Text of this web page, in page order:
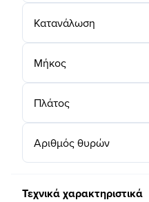
Κατανάλωση
Μήκος
Πλάτος
Αριθμός θυρών
Τεχνικά χαρακτηριστικά